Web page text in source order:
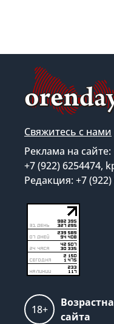
Свяжитесь с нами
Реклама на сайте:
+7 (922) 6254474,
Редакция: +7
18+
сайта